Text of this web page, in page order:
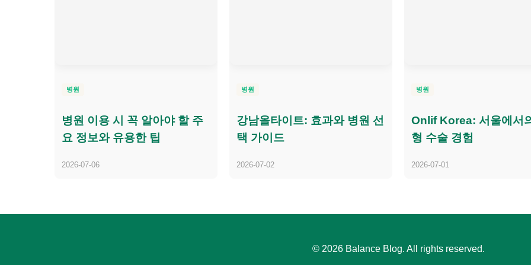
병원
병원 이용 시 꼭 알아야 할 주
요 정보와 유용한 팁
2026-07-06
병원
강남올타이트: 효과와 병원 선
택 가이드
2026-07-02
병원
Onlif Korea: 서울에서
형 수술 경험
2026-07-01
© 2026 Balance Blog. All rights reserved.